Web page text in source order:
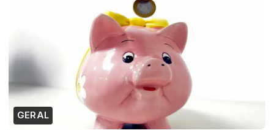
GERAL